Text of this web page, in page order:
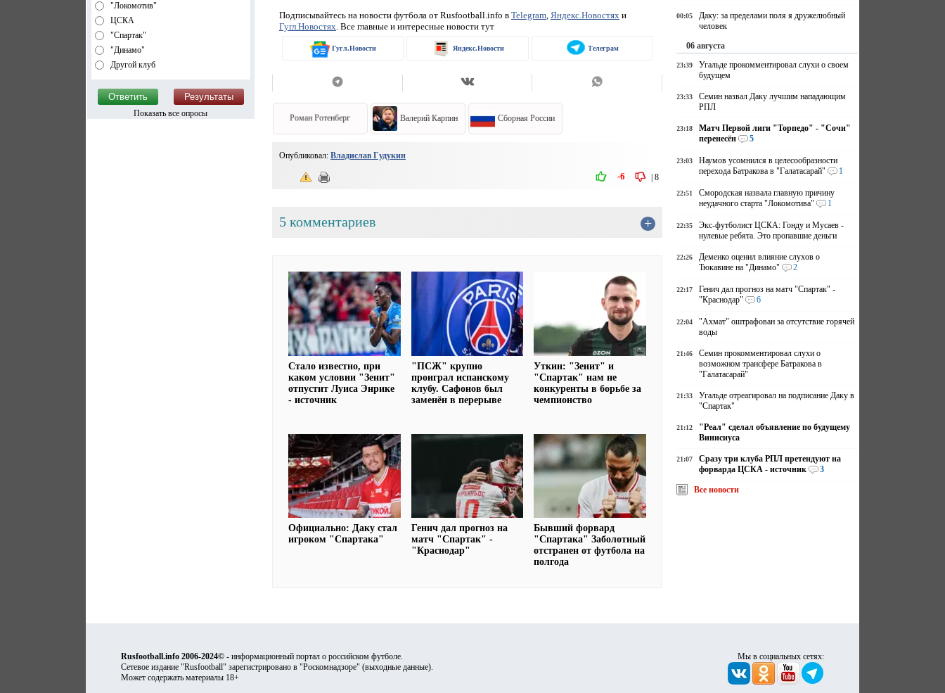
"Локомотив"
ЦСКА
"Спартак"
"Динамо"
Другой клуб
Показать все опросы
Подписывайтесь на новости футбола от Rusfootball.info в Telegram, Яндекс.Новостях и
Гугл.Новостях . Все главные и интересные новости тут
Гугл.Новости Яндекс.Новости Телеграм
Роман Ротенберг Валерий Карпин Сборная России
Опубликовал: Владислав Гудукин
|8
-6
5 комментариев +
Стало известно, при
каком условии "Зенит"
отпустит Луиса Энрике
- источник
"ПСЖ" крупно
проиграл испанскому
клубу. Сафонов был
заменён в перерыве
Уткин: "Зенит" и
"Спартак" нам не
конкуренты в борьбе за
чемпионство
Официально: Даку стал
игроком "Спартака"
Генич дал прогноз на
матч "Спартак" -
"Краснодар"
Бывший форвард
"Спартака" Заболотный
отстранен от футбола на
полгода
00:05
Даку: за пределами поля я дружелюбный
человек
06 августа
23:39
Угальде прокомментировал слухи о своем
будущем
23:33
Семин назвал Даку лучшим нападающим
РПЛ
23:18
Матч Первой лиги "Торпедо" - "Сочи"
перенесён
5
23:03
Наумов усомнился в целесообразности
перехода Батракова в "Галатасарай"
1
22:51
Смородская назвала главную причину
неудачного старта "Локомотива"
1
22:35
Экс-футболист ЦСКА: Гонду и Мусаев -
нулевые ребята. Это пропавшие деньги
22:26
Деменко оценил влияние слухов о
Тюкавине на "Динамо"
2
22:17
Генич дал прогноз на матч "Спартак" -
"Краснодар"
6
22:04
"Ахмат" оштрафован за отсутствие горячей
воды
21:46
Семин прокомментировал слухи о
возможном трансфере Батракова в
"Галатасарай"
21:33
Угальде отреагировал на подписание Даку в
"Спартак"
21:12
"Реал" сделал объявление по будущему
Винисиуса
21:07
Сразу три клуба РПЛ претендуют на
форварда ЦСКА - источник
3
Все новости
Rusfootball.info 2006-2024© - информационный портал о российском футболе.
Сетевое издание "Rusfootball" зарегистрировано в "Роскомнадзоре" (выходные данные).
Может содержать материалы 18+
Мы в социальных сетях: